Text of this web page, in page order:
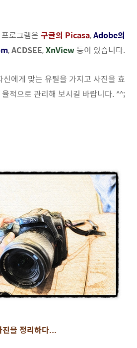
로그램은 구글의 Picasa,Adobe의
,ACDSEE,XnView등이 있습니다.
신에게 맞는 유틸을 가지고 사진을 효
율적으로 관리해 보시길 바랍니다. ^^;
진을 정리하다...